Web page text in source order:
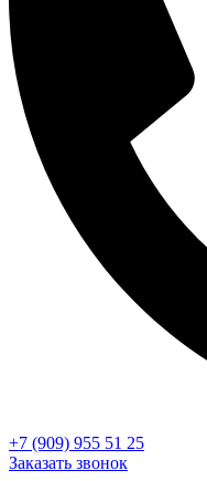
+7 (909) 955 51 25
Заказать звонок